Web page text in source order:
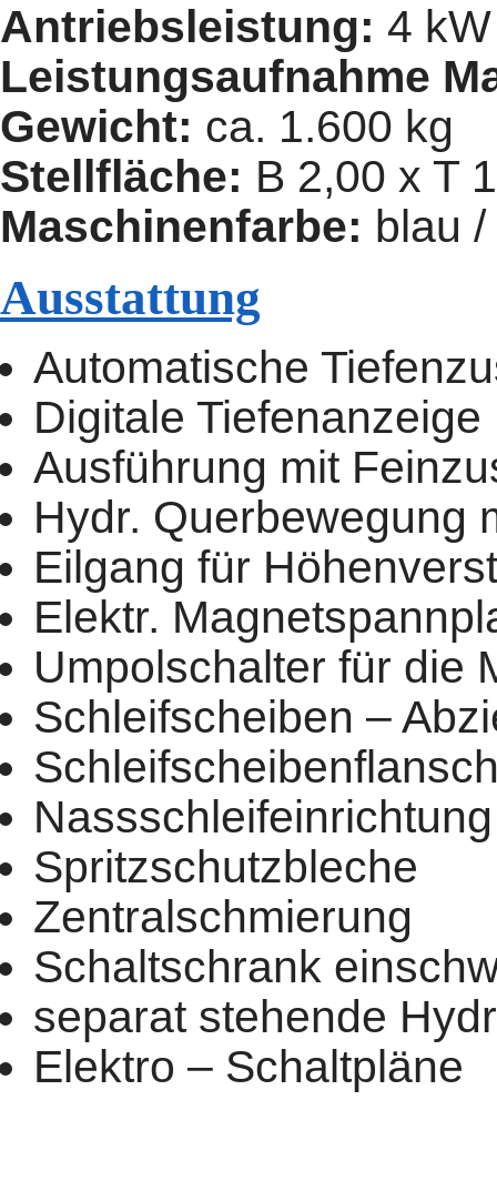
Antriebsleistung: 4 kW
Leistungsaufnahme
Gewicht: ca. 1.600 kg
Stellfläche: B 2,00 x T
Maschinenfarbe: blau
Ausstattung
Automatische
Digitale Tiefenanzeige
Ausführung mit
Hydr. Querbewegung
Eilgang für
Elektr.
Umpolschalter für die
Schleifscheiben –
Nassschleifeinrichtung
Spritzschutzbleche
Zentralschmierung
Schaltschrank
separat stehende
Elektro – Schaltpläne